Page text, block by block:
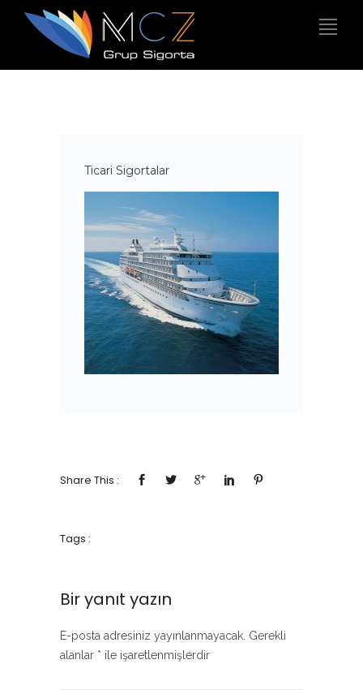
Ticari Sigortalar
Share This :
Tags :
Bir yanıt yazın
E-posta adresiniz yayınlanmayacak. Gerekli
alanlar * ile işaretlenmişlerdir